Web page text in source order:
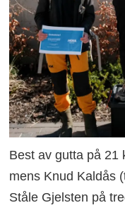
Best av gutta på 21
mens Knud Kaldås
Ståle Gjelsten på